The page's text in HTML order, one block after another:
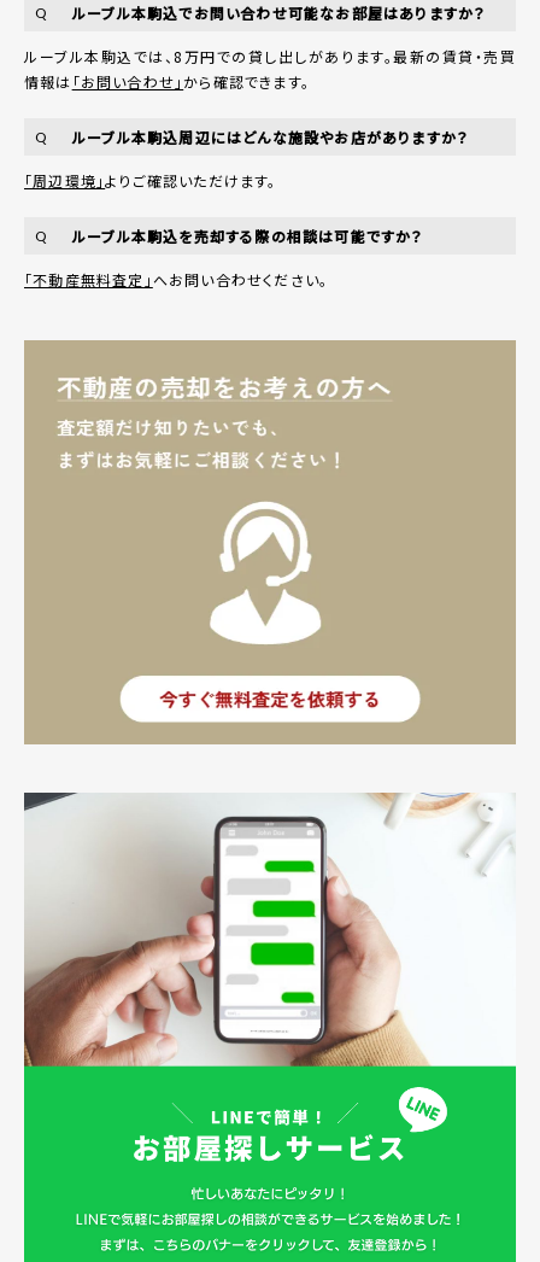
Q ルーブル本駒込でお問い合わせ可能なお部屋はありますか？
ルーブル本駒込では、8万円での貸し出しがあります。最新の賃貸・売買
情報は 「お問い合わせ」 から確認できます。
Q ルーブル本駒込周辺にはどんな施設やお店がありますか？
「周辺環境」よりご確認いただけます。
Q ルーブル本駒込を売却する際の相談は可能ですか？
「不動産無料査定」へお問い合わせください。